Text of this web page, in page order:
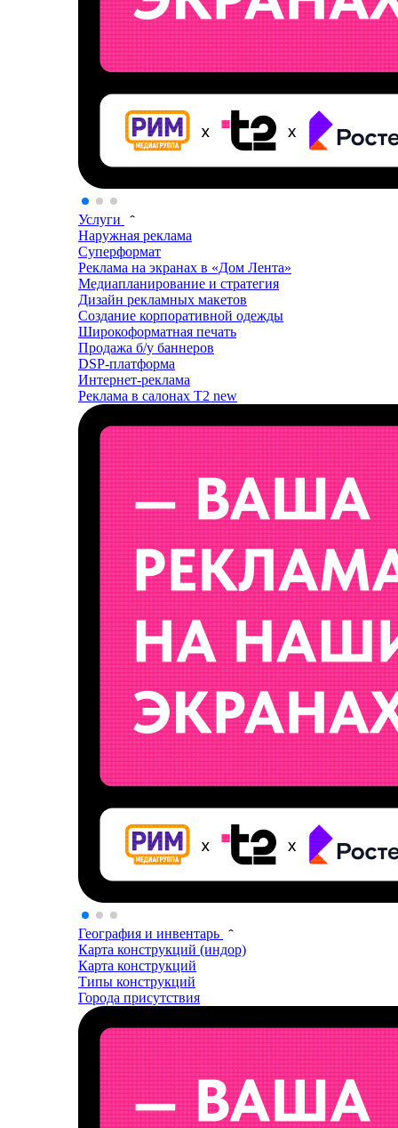
Услуги
Наружная реклама
Суперформат
Реклама на экранах в «Дом Лента»
Медиапланирование и стратегия
Дизайн рекламных макетов
Создание корпоративной одежды
Широкоформатная печать
Продажа б/у баннеров
DSP-платформа
Интернет-реклама
Реклама в салонах T2 new
География и инвентарь
Карта конструкций (индор)
Карта конструкций
Типы конструкций
Города присутствия